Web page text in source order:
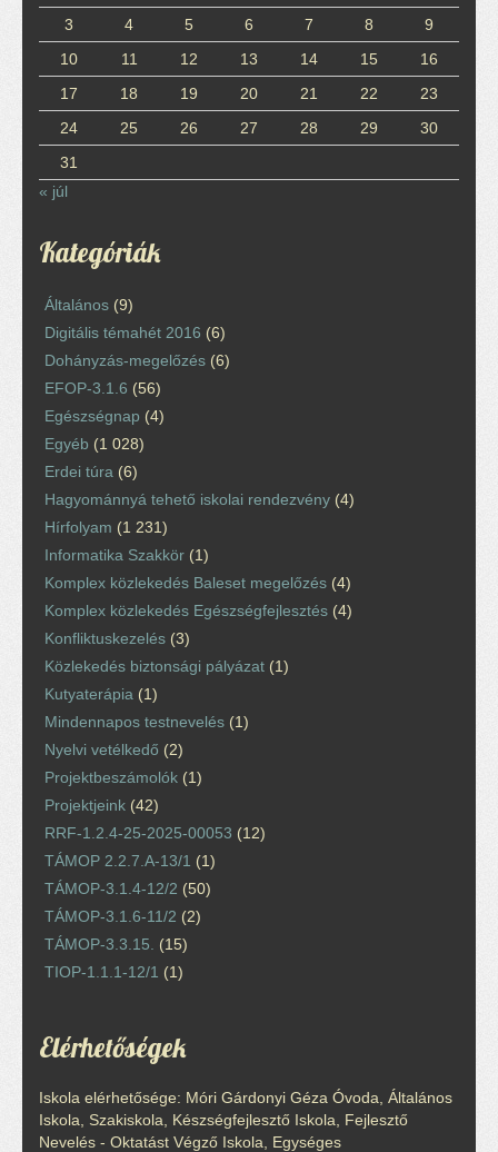
3
4 5 6 7 8
9
10
11 12 13 14 15
16
17
18 19 20 21 22
23
24
25 26 27 28 29
30
31
« júl
Kategóriák
Általános (9)
Digitális témahét 2016 (6)
Dohányzás-megelőzés (6)
EFOP-3.1.6 (56)
Egészségnap (4)
Egyéb (1 028)
Erdei túra (6)
Hagyománnyá tehető iskolai rendezvény (4)
Hírfolyam (1 231)
Informatika Szakkör (1)
Komplex közlekedés Baleset megelőzés (4)
Komplex közlekedés Egészségfejlesztés (4)
Konfliktuskezelés (3)
Közlekedés biztonsági pályázat (1)
Kutyaterápia (1)
Mindennapos testnevelés (1)
Nyelvi vetélkedő (2)
Projektbeszámolók (1)
Projektjeink (42)
RRF-1.2.4-25-2025-00053 (12)
TÁMOP 2.2.7.A-13/1 (1)
TÁMOP-3.1.4-12/2 (50)
TÁMOP-3.1.6-11/2 (2)
TÁMOP-3.3.15.
(15)
TIOP-1.1.1-12/1 (1)
Elérhetőségek
Iskola elérhetősége: Móri Gárdonyi Géza Óvoda, Általános
Iskola, Szakiskola, Készségfejlesztő Iskola, Fejlesztő
Nevelés - Oktatást Végző Iskola, Egységes